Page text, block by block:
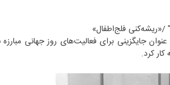
جایگزینی برای فعالیت‌های روز جهانی مبارزه
کار کرد.